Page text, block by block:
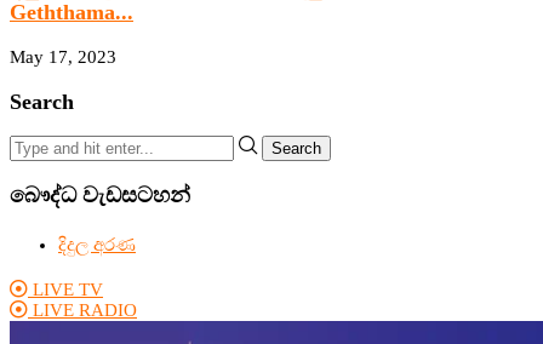
Geththama...
May 17, 2023
Search
Search
බෞද්ධ වැඩසටහන්
දිදුල අරණ
LIVE TV
LIVE RADIO